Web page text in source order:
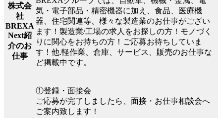
株式会
社
BREXA
Next紹
介のお
仕事
気・電子部品・精密機器に加え、食品、医療機
器、住宅関連等、様々な製造業のお仕事がござい
ます！製造業/工場の求人をお探しの方！モノづく
りに関心をお持ちの方！ご応募お待ちしていま
す！他.軽作業、倉庫、サービス、販売のお仕事な
ど掲載中です。
①登録・面接会
ご応募が完了しましたら、面接・お仕事相談会へ
ご案内致します！